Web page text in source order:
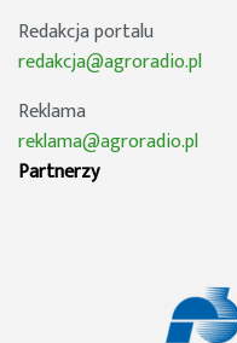
Redakcja portalu
redakcja@agroradio.pl
Reklama
reklama@agroradio.pl
Partnerzy